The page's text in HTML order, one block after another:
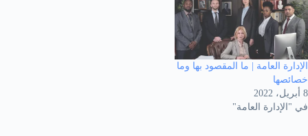
الإدارة العامة | ما المقصود بها وما
خصائصها
8 أبريل، 2022
في "الإدارة العامة"